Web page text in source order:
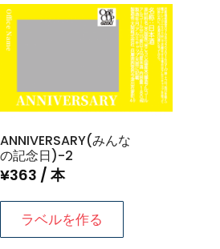
ANNIVERSARY(みんな
の記念日)-2
¥363 / 本
ラベルを作る